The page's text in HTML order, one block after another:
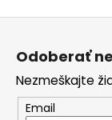
Z
Odoberať
Nezmeškajte
Email